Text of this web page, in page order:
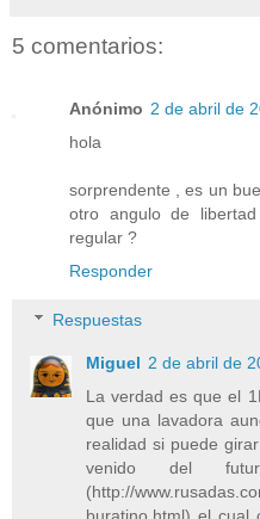
5 comentarios:
Anónimo 2 de abril de
hola
sorprendente , es un
otro angulo de
regular ?
Responder
Respuestas
Miguel 2 de abril de
La verdad es que el
que una lavadora
realidad si puede
venido del
(http://